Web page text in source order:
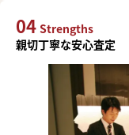
04 Strengths
親切丁寧な安心査定